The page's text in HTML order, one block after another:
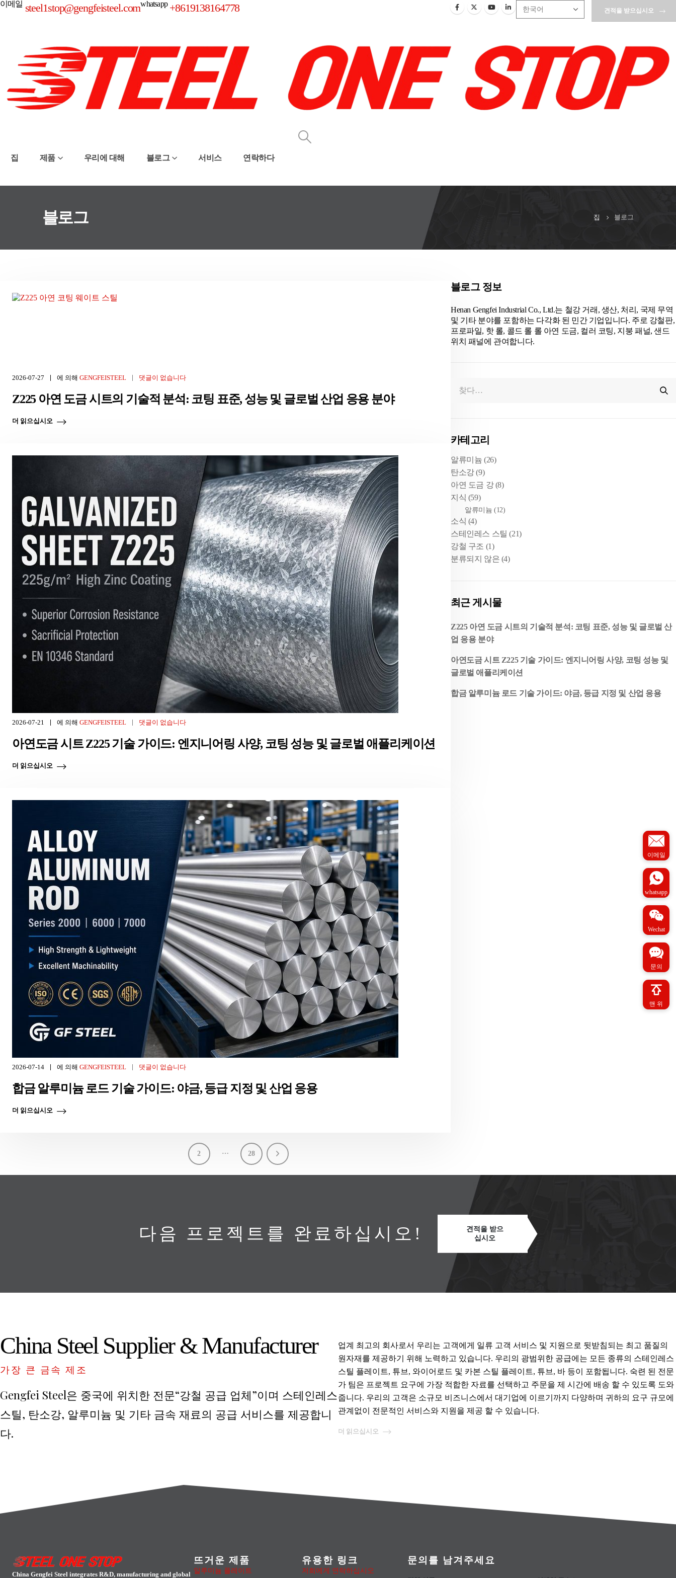
이메일 steel1stop@gengfeisteel.comwhatsapp +8619138164778 견적을 받으십시오
집 제품 우리에 대해 블로그 서비스 연락하다
블로그 집 블로그
2026-07-27 에 의해 GENGFEISTEEL 댓글이 없습니다
Z225 아연 도금 시트의 기술적 분석: 코팅 표준, 성능 및 글로벌 산업 응용 분야
더 읽으십시오
2026-07-21 에 의해 GENGFEISTEEL 댓글이 없습니다
아연도금 시트 Z225 기술 가이드: 엔지니어링 사양, 코팅 성능 및 글로벌 애플리케이션
더 읽으십시오
2026-07-14 에 의해 GENGFEISTEEL 댓글이 없습니다
합금 알루미늄 로드 기술 가이드: 야금, 등급 지정 및 산업 응용
더 읽으십시오
2 … 28
블로그 정보
Henan Gengfei Industrial Co., Ltd.는 철강 거래, 생산, 처리, 국제 무역
및 기타 분야를 포함하는 다각화 된 민간 기업입니다. 주로 강철판,
프로파일, 핫 롤, 콜드 롤 롤 아연 도금, 컬러 코팅, 지붕 패널, 샌드
위치 패널에 관여합니다.
카테고리
알류미늄 (26)
탄소강(9)
아연 도금 강(8)
지식 (59)
알류미늄 (12)
소식 (4)
스테인레스 스틸 (21)
강철 구조 (1)
분류되지 않은 (4)
최근 게시물
Z225 아연 도금 시트의 기술적 분석: 코팅 표준, 성능 및 글로벌 산
업 응용 분야
아연도금 시트 Z225 기술 가이드: 엔지니어링 사양, 코팅 성능 및
글로벌 애플리케이션
합금 알루미늄 로드 기술 가이드: 야금, 등급 지정 및 산업 응용
다음 프로젝트를 완료하십시오!
견적을 받으
십시오
China Steel Supplier & Manufacturer
가장 큰 금속 제조
Gengfei Steel은 중국에 위치한 전문“강철 공급 업체”이며 스테인레스
스틸, 탄소강, 알루미늄 및 기타 금속 재료의 공급 서비스를 제공합니
다.
업계 최고의 회사로서 우리는 고객에게 일류 고객 서비스 및 지원으로 뒷받침되는 최고 품질의
원자재를 제공하기 위해 노력하고 있습니다. 우리의 광범위한 공급에는 모든 종류의 스테인레스
스틸 플레이트, 튜브, 와이어로드 및 카본 스틸 플레이트, 튜브, 바 등이 포함됩니다. 숙련 된 전문
가 팀은 프로젝트 요구에 가장 적합한 자료를 선택하고 주문을 제 시간에 배송 할 수 있도록 도와
줍니다. 우리의 고객은 소규모 비즈니스에서 대기업에 이르기까지 다양하며 귀하의 요구 규모에
관계없이 전문적인 서비스와 지원을 제공 할 수 있습니다.
더 읽으십시오
이메일
whatsapp
Wechat
문의
맨 위
China Gengfei Steel integrates R&D, manufacturing and global
뜨거운 제품
알루미늄 플레이트
유용한 링크
저희에게 연락하십시오
문의를 남겨주세요